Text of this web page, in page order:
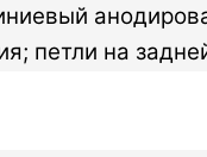
петли на